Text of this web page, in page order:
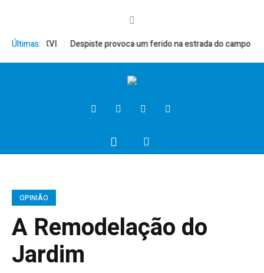
Últimas:
XVI Despiste provoca um ferido na estrada do campo
OPINIÃO
A Remodelação do
Jardim